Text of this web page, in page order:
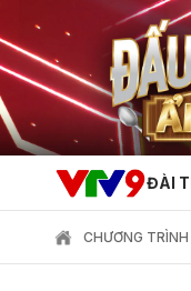
ĐÀI
CHƯƠNG TRÌNH